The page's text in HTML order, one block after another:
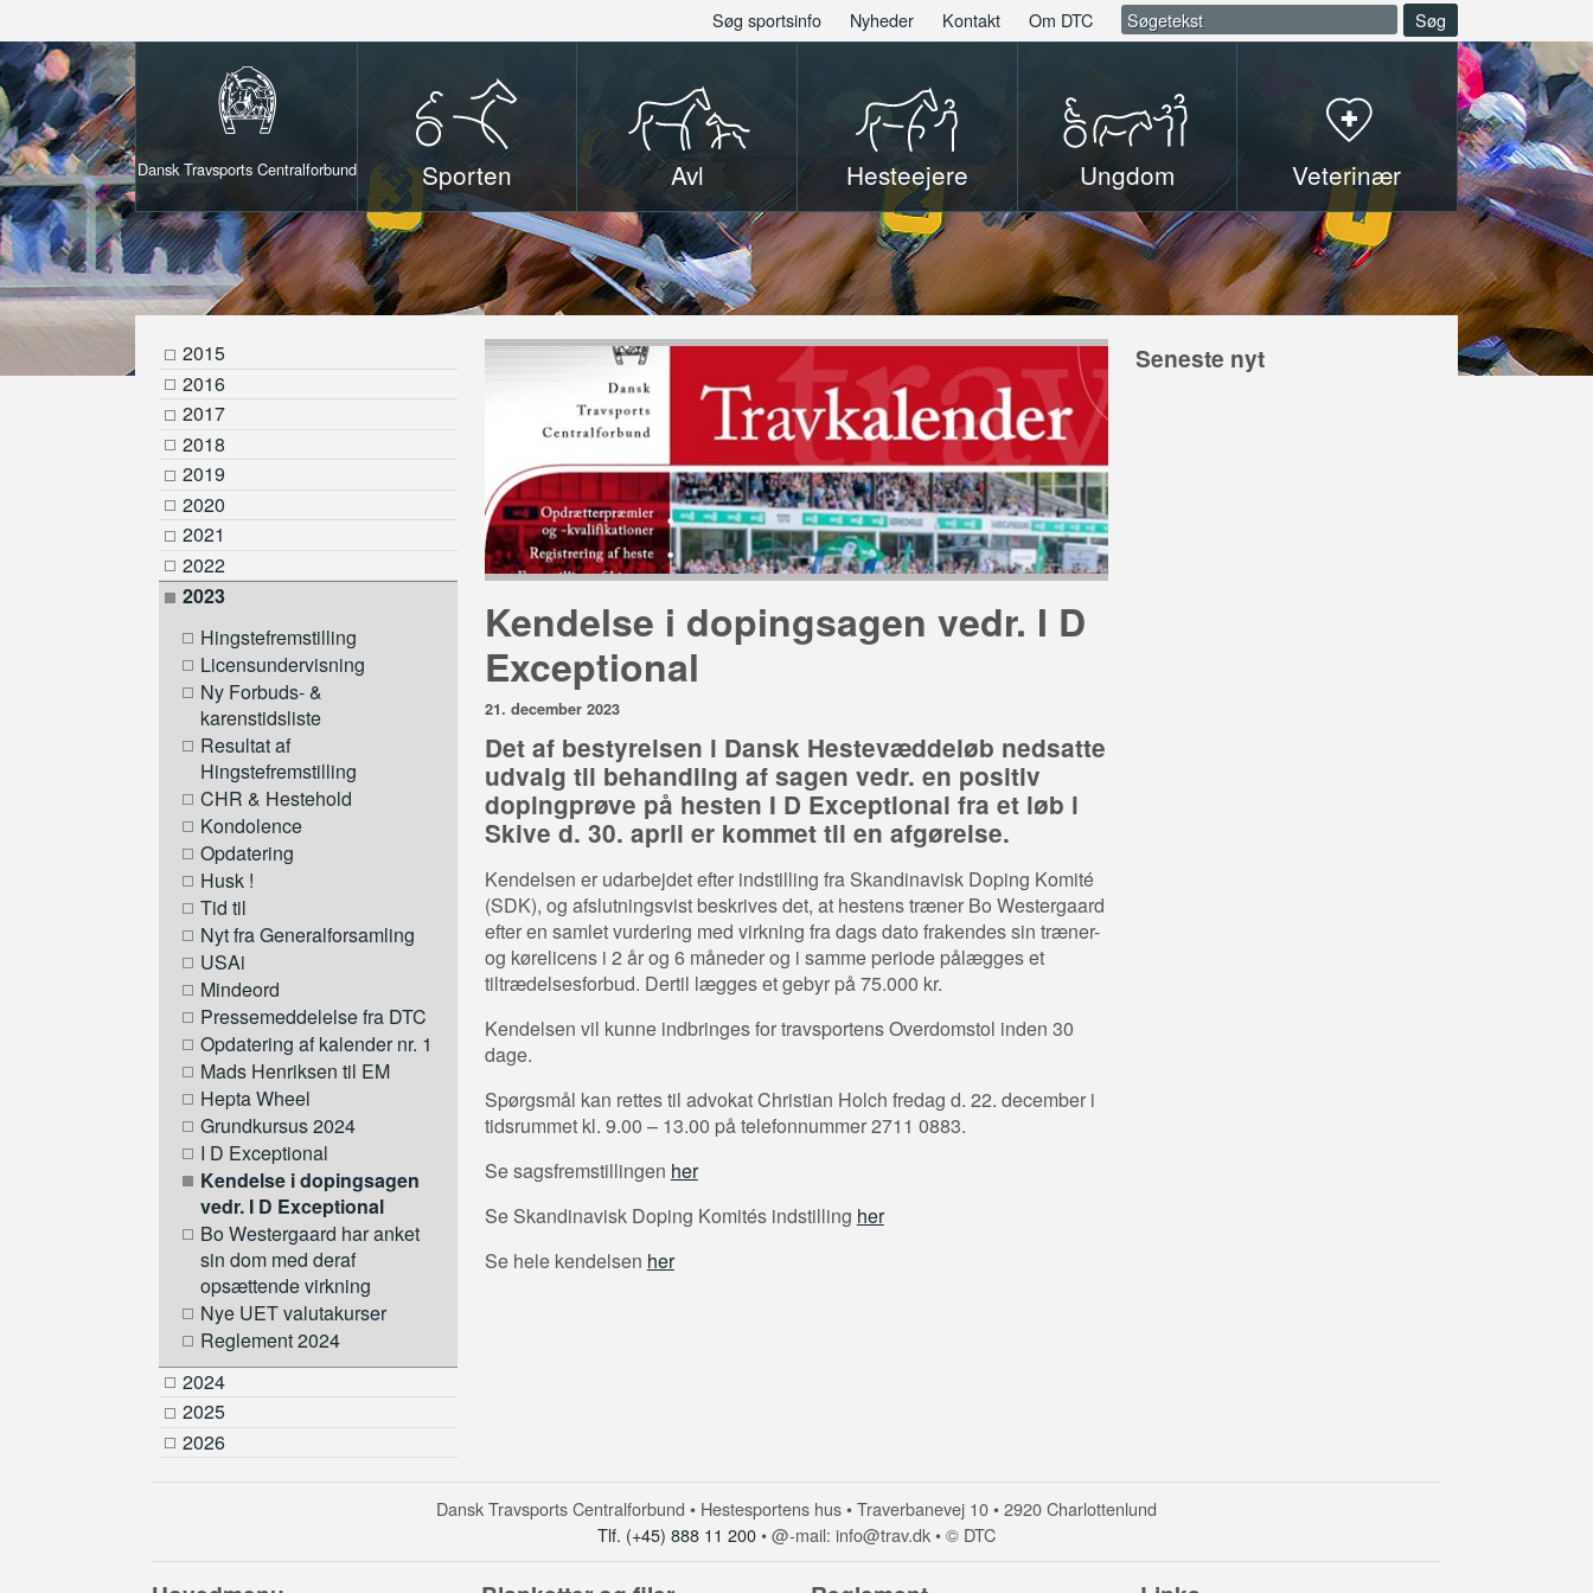
Søg sportsinfo Nyheder Kontakt Om DTC Søg
Dansk Travsports Centralforbund Sporten Avl Hesteejere Ungdom Veterinær
2015
2016
2017
2018
2019
2020
2021
2022
2023
Hingstefremstilling
Licensundervisning
Ny Forbuds- &
karenstidsliste
Resultat af
Hingstefremstilling
CHR & Hestehold
Kondolence
Opdatering
Husk !
Tid til
Nyt fra Generalforsamling
USAi
Mindeord
Pressemeddelelse fra DTC
Opdatering af kalender nr. 1
Mads Henriksen til EM
Hepta Wheel
Grundkursus 2024
I D Exceptional
Kendelse i dopingsagen
vedr. I D Exceptional
Bo Westergaard har anket
sin dom med deraf
opsættende virkning
Nye UET valutakurser
Reglement 2024
2024
2025
2026
Kendelse i dopingsagen vedr. I D
Exceptional
21. december 2023
Det af bestyrelsen i Dansk Hestevæddeløb nedsatte
udvalg til behandling af sagen vedr. en positiv
dopingprøve på hesten I D Exceptional fra et løb i
Skive d. 30. april er kommet til en afgørelse.
Kendelsen er udarbejdet efter indstilling fra Skandinavisk Doping Komité
(SDK), og afslutningsvist beskrives det, at hestens træner Bo Westergaard
efter en samlet vurdering med virkning fra dags dato frakendes sin træner-
og kørelicens i 2 år og 6 måneder og i samme periode pålægges et
tiltrædelsesforbud. Dertil lægges et gebyr på 75.000 kr.
Kendelsen vil kunne indbringes for travsportens Overdomstol inden 30
dage.
Spørgsmål kan rettes til advokat Christian Holch fredag d. 22. december i
tidsrummet kl. 9.00 – 13.00 på telefonnummer 2711 0883.
Se sagsfremstillingen her
Se Skandinavisk Doping Komités indstilling her
Se hele kendelsen her
Seneste nyt
Dansk Travsports Centralforbund • Hestesportens hus • Traverbanevej 10 • 2920 Charlottenlund
Tlf. (+45) 888 11 200• @-mail: info@trav.dk • © DTC